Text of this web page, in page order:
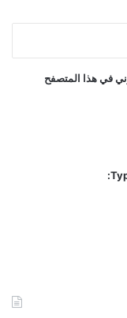
في هذا المتصفح